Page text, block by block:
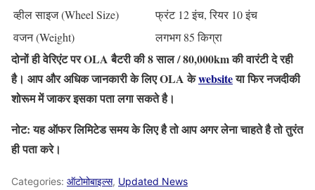
व्हील साइज (Wheel Size)
फ्रंट 12 इंच, रियर 10 इंच
वजन (Weight)
लगभग 85 किग्रा
दोनों ही वेरिएंट पर OLA बैटरी की 8 साल / 80,000km की वारंटी दे रही
है। आप और अधिक जानकारी के लिए OLA केwebsiteया फिर नजदीकी
शोरूम में जाकर इसका पता लगा सकते है।
नोट: यह ऑफर लिमिटेड समय के लिए है तो आप अगर लेना चाहते है तो तुरंत
ही पता करे।
Categories: ऑटोमोबाइल्स, Updated News